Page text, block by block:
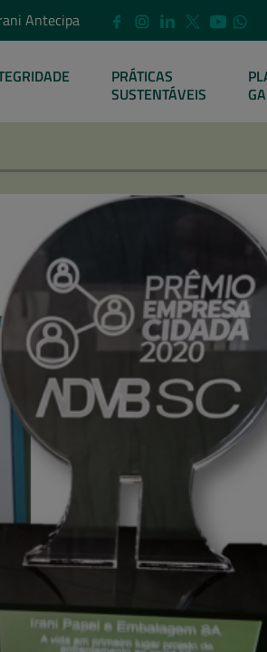
Antecipa
PRÁTICAS
SUSTENTÁVEIS